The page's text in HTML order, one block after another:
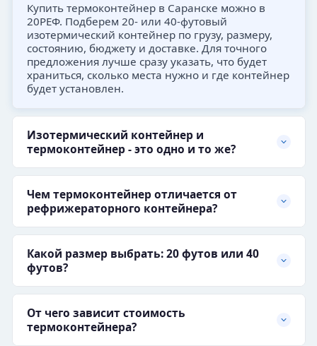
Купить термоконтейнер в Саранске можно в
20РЕФ. Подберем 20- или 40-футовый
изотермический контейнер по грузу, размеру,
состоянию, бюджету и доставке. Для точного
предложения лучше сразу указать, что будет
храниться, сколько места нужно и где контейнер
будет установлен.
Изотермический контейнер и
термоконтейнер - это одно и то же?
Чем термоконтейнер отличается от
рефрижераторного контейнера?
Какой размер выбрать: 20 футов или 40
футов?
От чего зависит стоимость
термоконтейнера?